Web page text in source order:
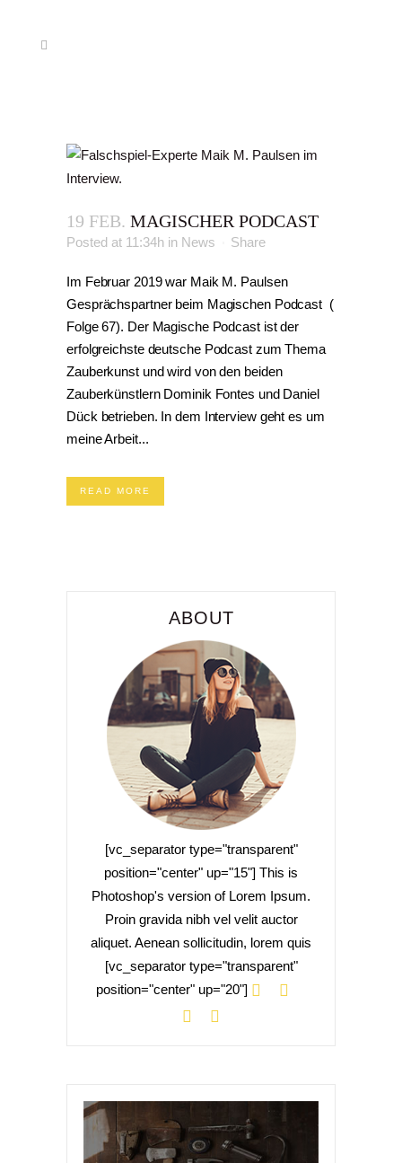
19 FEB. MAGISCHER PODCAST
Posted at 11:34h in News Share
Im Februar 2019 war Maik M. Paulsen
Gesprächspartner beim Magischen Podcast (
Folge 67). Der Magische Podcast ist der
erfolgreichste deutsche Podcast zum Thema
Zauberkunst und wird von den beiden
Zauberkünstlern Dominik Fontes und Daniel
Dück betrieben. In dem Interview geht es um
meine Arbeit...
READ MORE
ABOUT
[vc_separator type="transparent"
position="center" up="15"] This is
Photoshop's version of Lorem Ipsum.
Proin gravida nibh vel velit auctor
aliquet. Aenean sollicitudin, lorem quis
[vc_separator type="transparent"
position="center" up="20"]